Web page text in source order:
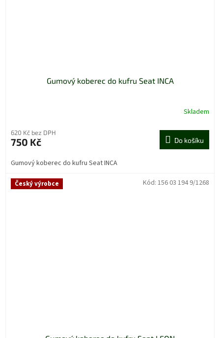
Gumový koberec do kufru Seat INCA
Skladem
620 Kč bez DPH
750 Kč Do košíku
Gumový koberec do kufru Seat INCA
Český výrobce Kód: 156 03 194 9/1268